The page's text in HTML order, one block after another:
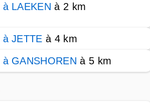
LAEKEN à 2 km
JETTE à 4 km
GANSHOREN à 5 km